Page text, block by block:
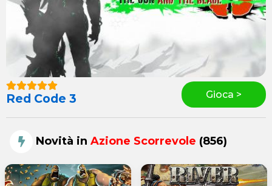
Red Code 3 Gioca >
Novità in Azione Scorrevole (856)